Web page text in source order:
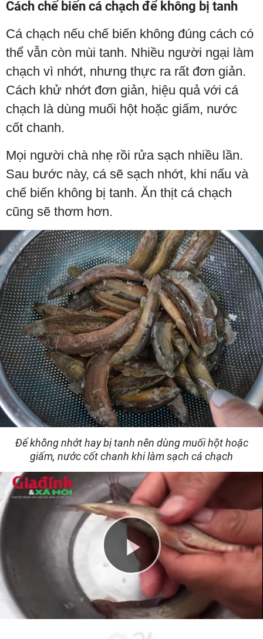
Cách chế biến cá chạch để không bị tanh
Cá chạch nếu chế biến không đúng cách có
thể vẫn còn mùi tanh. Nhiều người ngại làm
chạch vì nhớt, nhưng thực ra rất đơn giản.
Cách khử nhớt đơn giản, hiệu quả với cá
chạch là dùng muối hột hoặc giấm, nước
cốt chanh.
Mọi người chà nhẹ rồi rửa sạch nhiều lần.
Sau bước này, cá sẽ sạch nhớt, khi nấu và
chế biến không bị tanh. Ăn thịt cá chạch
cũng sẽ thơm hơn.
Để không nhớt hay bị tanh nên dùng muối hột hoặc
giấm, nước cốt chanh khi làm sạch cá chạch
Play